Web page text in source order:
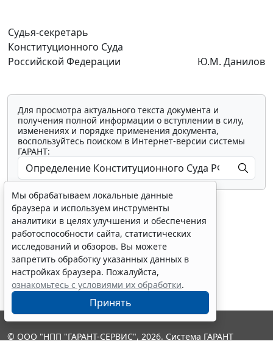
Судья-секретарь
Конституционного Суда
Российской Федерации
Ю.М. Данилов
Для просмотра актуального текста документа и
получения полной информации о вступлении в силу,
изменениях и порядке применения документа,
воспользуйтесь поиском в Интернет-версии системы
ГАРАНТ:
Показать все материалы
Мы обрабатываем локальные данные
браузера и используем инструменты
аналитики в целях улучшения и обеспечения
работоспособности сайта, статистических
исследований и обзоров. Вы можете
запретить обработку указанных данных в
настройках браузера. Пожалуйста,
ознакомьтесь с условиями их обработки.
Принять
© ООО "НПП "ГАРАНТ-СЕРВИС", 2026. Система ГАРАНТ